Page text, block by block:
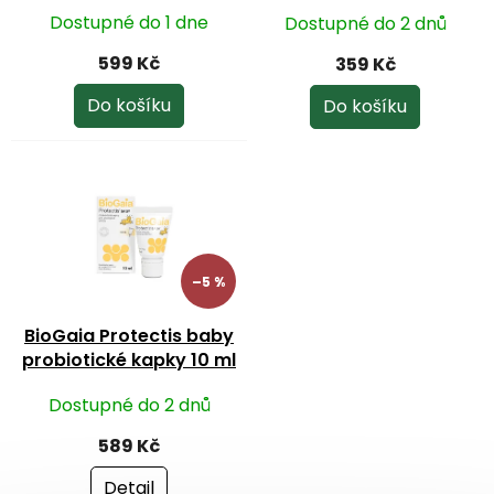
Dostupné do 1 dne
599 Kč
Do košíku
Dostupné do 2 dnů
359 Kč
Do košíku
–5 %
BioGaia Protectis baby
probiotické kapky 10 ml
Dostupné do 2 dnů
589 Kč
Detail